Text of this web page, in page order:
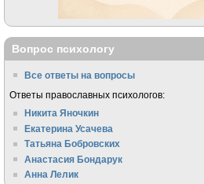
Вопрос психологу
Все ответы на вопросы
Ответы православных психологов:
Никита Яночкин
Екатерина Усачева
Татьяна Бобровских
Анастасия Бондарук
Анна Лелик